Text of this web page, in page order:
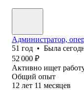
Администратор,
51 год • Была
52 000 ₽
Активно ищет
Общий опыт
12 лет 11 месяцев